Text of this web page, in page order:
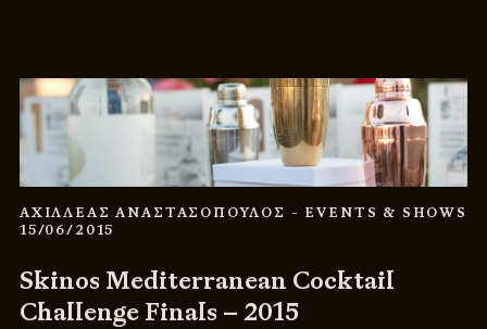
ΑΧΙΛΛΕΑΣ ΑΝΑΣΤΑΣΟΠΟΥΛΟΣ - EVENTS & SHOWS
15/06/2015
Skinos Mediterranean Cocktail
Challenge Finals – 2015